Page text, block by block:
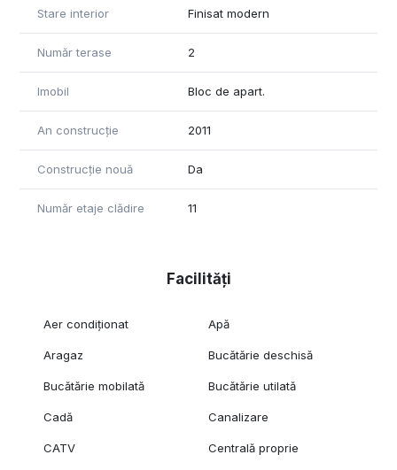
Un apartament luminos, modern și bine dotat, perfect pentru
Pentru mai multe detalii sau pentru a programa o vizionare,
Stare interior Finisat modern
Număr terase 2
Imobil Bloc de apart.
An construcție 2011
Construcție nouă Da
Număr etaje clădire 11
Facilități
Aer condiționat Apă
Aragaz Bucătărie deschisă
Bucătărie mobilată Bucătărie utilată
Cadă Canalizare
CATV Centrală proprie